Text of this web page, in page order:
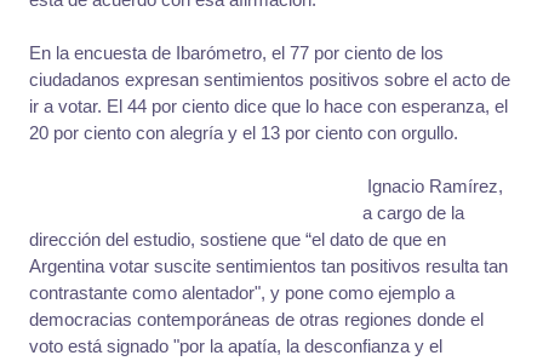
En la encuesta de Ibarómetro, el 77 por ciento de los
ciudadanos expresan sentimientos positivos sobre el acto de
ir a votar. El 44 por ciento dice que lo hace con esperanza, el
20 por ciento con alegría y el 13 por ciento con orgullo.
Ignacio Ramírez,
a cargo de la
dirección del estudio, sostiene que “el dato de que en
Argentina votar suscite sentimientos tan positivos resulta tan
contrastante como alentador", y pone como ejemplo a
democracias contemporáneas de otras regiones donde el
voto está signado "por la apatía, la desconfianza y el